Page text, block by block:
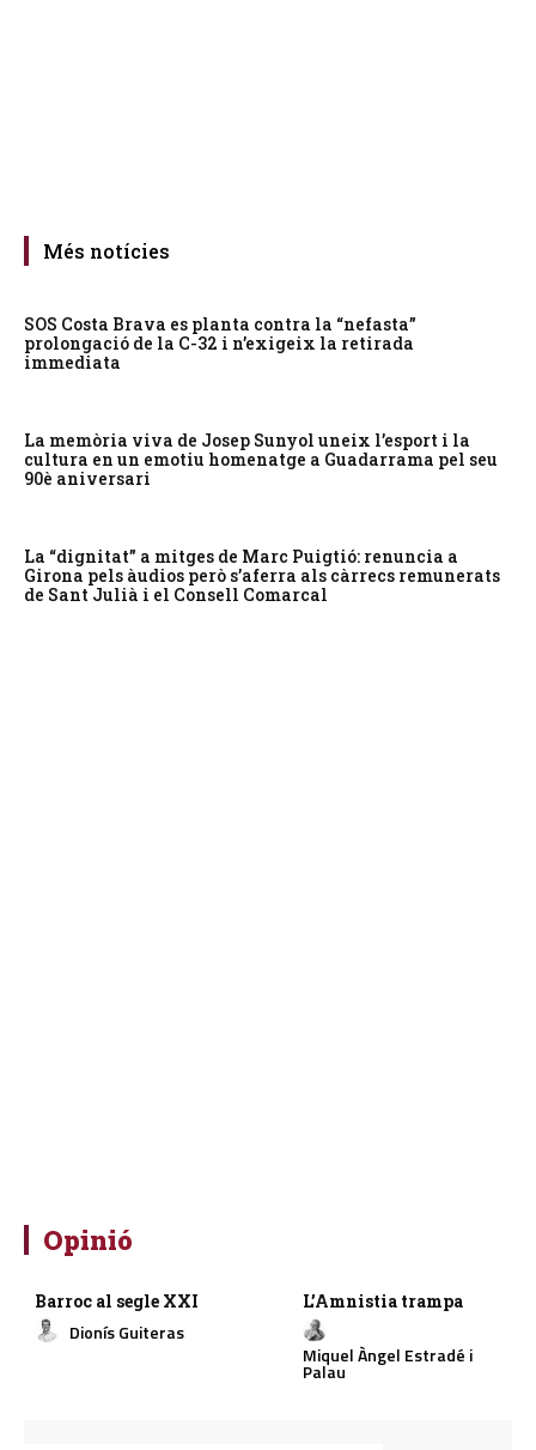
Més notícies
SOS Costa Brava es planta contra la “nefasta”
prolongació de la C-32 i n’exigeix la retirada
immediata
La memòria viva de Josep Sunyol uneix l’esport i la
cultura en un emotiu homenatge a Guadarrama pel seu
90è aniversari
La “dignitat” a mitges de Marc Puigtió: renuncia a
Girona pels àudios però s’aferra als càrrecs remunerats
de Sant Julià i el Consell Comarcal
Opinió
Barroc al segle XXI
Dionís Guiteras
L’Amnistia trampa
Miquel Àngel Estradé i
Palau